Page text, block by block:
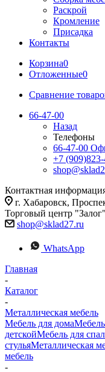
Раскрой
Кромление
Присадка
Контакты
Корзина0
Отложенные0
Сравнение
66-47-00
Назад
Телефоны
66-47-00
+7
Контактная
г. Хабаровск,
Торговый центр "Залог"
shop@sklad27.ru
WhatsApp
Главная
-
Каталог
-
Металлическая мебель
Мебель для дома
детскойМебель для
стульяМеталлическая
мебель
-